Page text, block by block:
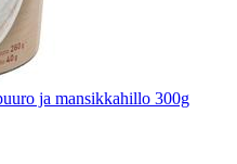
ja mansikkahillo 300g